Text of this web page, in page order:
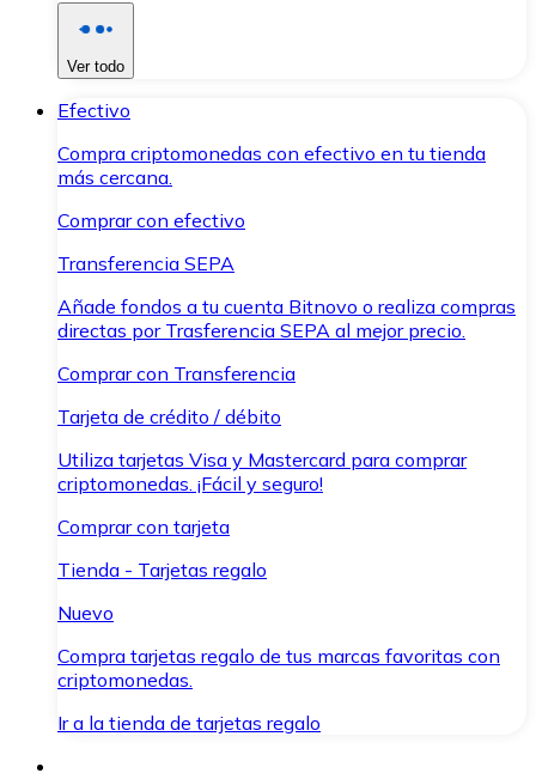
Ver todo
Efectivo
Compra criptomonedas con efectivo en tu tienda
más cercana.
Comprar con efectivo
Transferencia SEPA
Añade fondos a tu cuenta Bitnovo o realiza compras
directas por Trasferencia SEPA al mejor precio.
Comprar con Transferencia
Tarjeta de crédito / débito
Utiliza tarjetas Visa y Mastercard para comprar
criptomonedas. ¡Fácil y seguro!
Comprar con tarjeta
Tienda - Tarjetas regalo
Nuevo
Compra tarjetas regalo de tus marcas favoritas con
criptomonedas.
Ir a la tienda de tarjetas regalo